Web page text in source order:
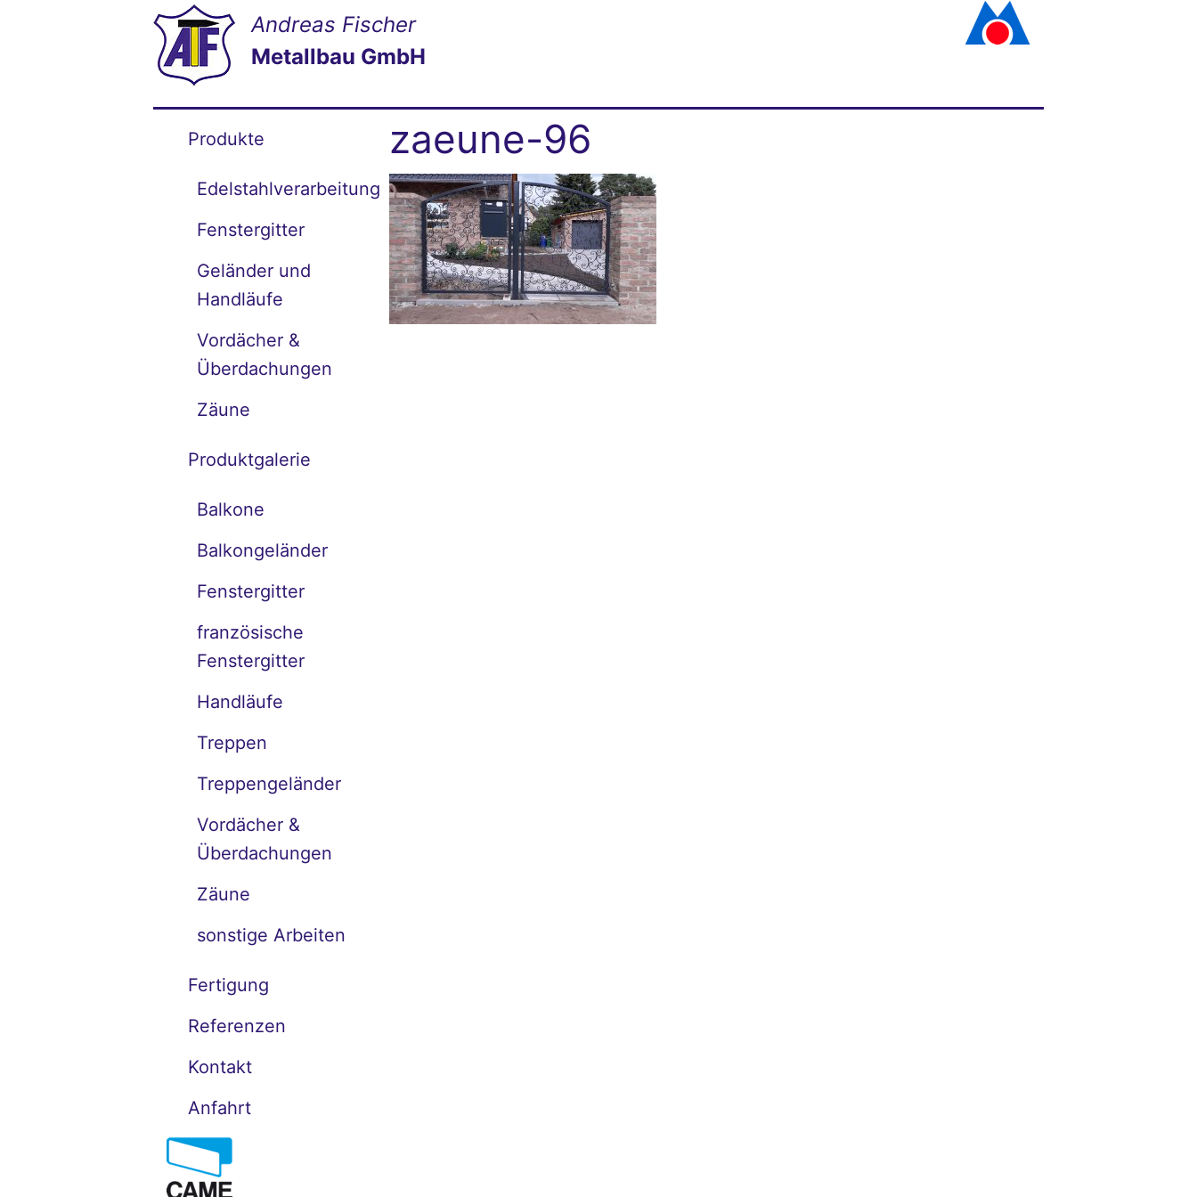
Andreas Fischer
Metallbau GmbH
zaeune-96
Produkte
Edelstahlverarbeitung
Fenstergitter
Geländer und
Handläufe
Vordächer &
Überdachungen
Zäune
Produktgalerie
Balkone
Balkongeländer
Fenstergitter
französische
Fenstergitter
Handläufe
Treppen
Treppengeländer
Vordächer &
Überdachungen
Zäune
sonstige Arbeiten
Fertigung
Referenzen
Kontakt
Anfahrt